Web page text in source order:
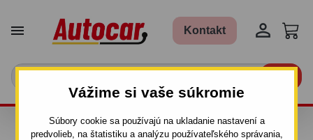
Vážime si vaše súkromie
Súbory cookie sa používajú na ukladanie nastavení a
predvolieb, na štatistiku a analýzu používateľského správania,
 Kontakt 